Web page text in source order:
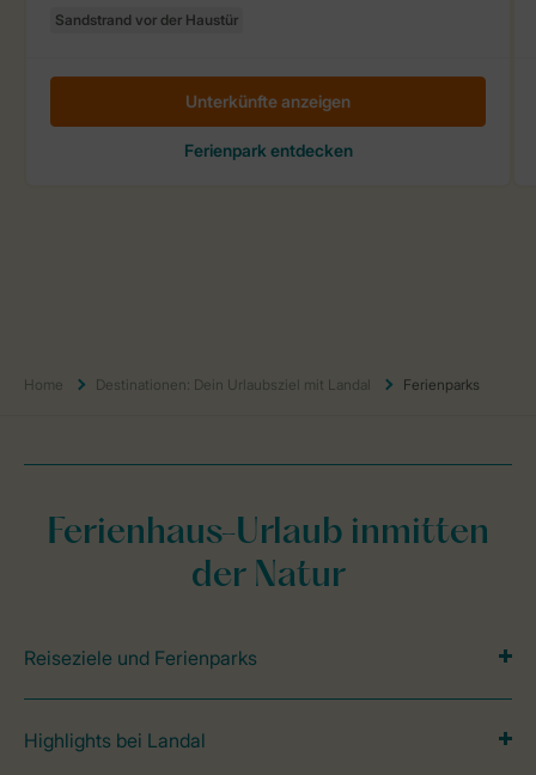
Home Destinationen: Dein Urlaubsziel mit Landal Ferienparks
Ferienhaus-Urlaub inmitten
der Natur
Reiseziele und Ferienparks
Highlights bei Landal